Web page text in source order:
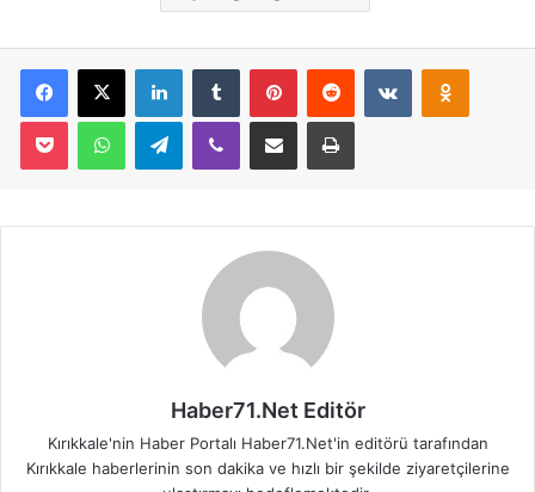
Telegram
Haber71.Net Editör
Kırıkkale'nin Haber Portalı Haber71.Net'in editörü tarafından
Kırıkkale haberlerinin son dakika ve hızlı bir şekilde ziyaretçilerine